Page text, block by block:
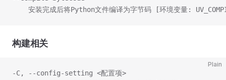
安装完成后将Python文件编译为字节码 [环境变量:
构建相关
Plain
-C, --config-setting <配置项>